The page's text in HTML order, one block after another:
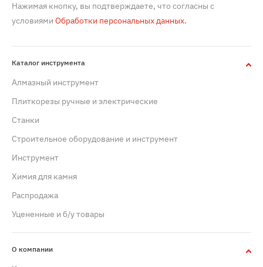
Нажимая кнопку, вы подтверждаете, что согласны с
условиями Обработки персональных данных.
Каталог инструмента
Алмазный инструмент
Плиткорезы ручные и электрические
Станки
Строительное оборудование и инструмент
Инструмент
Химия для камня
Распродажа
Уцененные и б/у товары
О компании